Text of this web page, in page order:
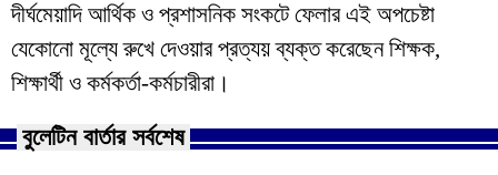
দীর্ঘমেয়াদি আর্থিক ও প্রশাসনিক সংকটে ফেলার এই অপচেষ্টা
যেকোনো মূল্যে রুখে দেওয়ার প্রত্যয় ব্যক্ত করেছেন শিক্ষক,
শিক্ষার্থী ও কর্মকর্তা-কর্মচারীরা।
বুলেটিন বার্তার সর্বশেষ